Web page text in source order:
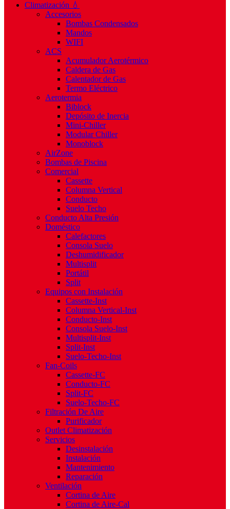
Climatización 💧
Accesorios
Bombas Condensados
Mandos
WIFI
ACS
Acumulador Aerotérmico
Caldera de Gas
Calentador de Gas
Termo Eléctrico
Aerotermia
Biblock
Depósito de Inercia
Mini-Chiller
Modular Chiller
Monoblock
AirZone
Bombas de Piscina
Comercial
Cassette
Columna Vertical
Conducto
Suelo Techo
Conducto Alta Presión
Doméstico
Calefactores
Consola Suelo
Deshumidificador
Multisplit
Portátil
Split
Equipos con Instalación
Cassette-Inst
Columna Vertical-Inst
Conducto-Inst
Consola Suelo-Inst
Multisplit-Inst
Split-Inst
Suelo-Techo-Inst
Fan-Coils
Cassette-FC
Conducto-FC
Split-FC
Suelo-Techo-FC
Filtración De Aire
Purificador
Outlet Climatización
Servicios
Desinstalación
Instalación
Mantenimiento
Reparación
Ventilación
Cortina de Aire
Cortina de Aire-Cal